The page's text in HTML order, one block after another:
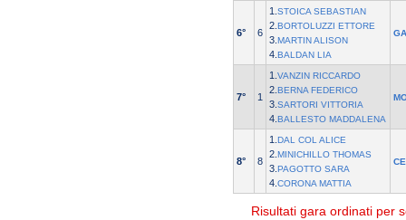
6° 6
1. STOICA SEBASTIAN
2. BORTOLUZZI ETTORE
3. MARTIN ALISON
4. BALDAN LIA
7° 1
1. VANZIN RICCARDO
2. BERNA FEDERICO
3. SARTORI VITTORIA
4. BALLESTO MADDALENA
8° 8
1. DAL COL ALICE
2. MINICHILLO THOMAS
3. PAGOTTO SARA
4. CORONA MATTIA
Risultati gara ordinati per